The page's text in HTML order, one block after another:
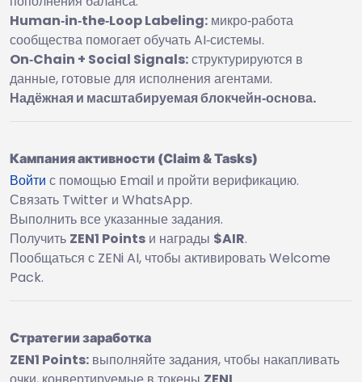
Human‑in‑the‑Loop Labeling: микро‑работа
сообщества помогает обучать AI‑системы.
On‑Chain + Social Signals:структурируются в
данные, готовые для исполнения агентами.
Надёжная и масштабируемая блокчейн‑основа.
Кампания активности (Claim & Tasks)
Войти с помощью Email и пройти верификацию.
Связать Twitter и WhatsApp.
Выполнить все указанные задания.
Получить ZEN1 Points и награды $AIR.
Пообщаться с ZENi AI, чтобы активировать Welcome
Pack.
Стратегии заработка
ZEN1 Points: выполняйте задания, чтобы накапливать